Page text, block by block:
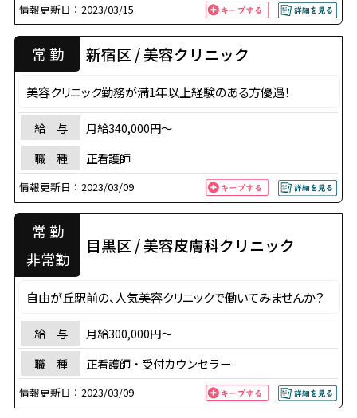
情報更新日： 2023/03/15
常 勤 新宿区 / 美容クリニック
美容クリニック勤務が満1年以上経験のある方優遇！
給 与
月給340,000円〜
職 種
正看護師
情報更新日： 2023/03/09
常 勤
非常勤
目黒区 / 美容皮膚科クリニック
自由が丘駅前の、人気美容クリニックで働いてみませんか？
給 与
月給300,000円〜
職 種
正看護師・受付カウンセラー
情報更新日： 2023/03/09